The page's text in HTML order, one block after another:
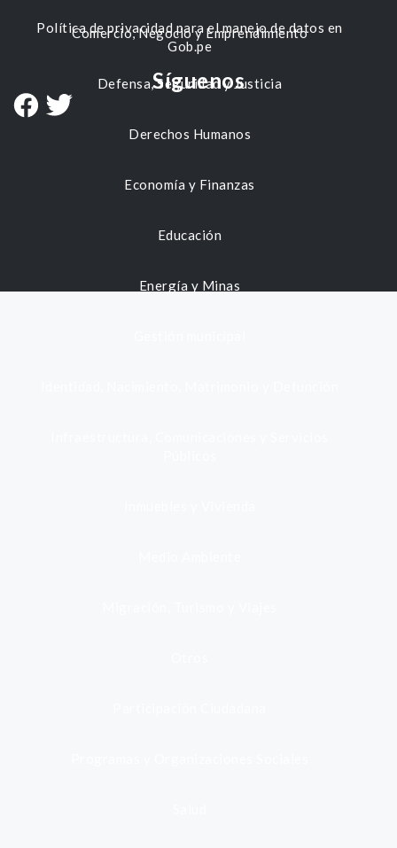
Comercio, Negocio y Emprendimiento
Defensa, Seguridad y Justicia
Derechos Humanos
Economía y Finanzas
Educación
Energía y Minas
Política de privacidad para el manejo de datos en
Gob.pe
Síguenos